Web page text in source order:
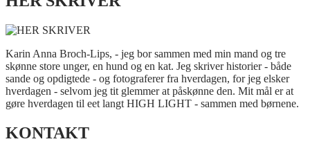
Karin Anna Broch-Lips, - jeg bor sammen med min mand og tre
skønne store unger, en hund og en kat. Jeg skriver historier - både
sande og opdigtede - og fotograferer fra hverdagen, for jeg elsker
hverdagen - selvom jeg tit glemmer at påskønne den. Mit mål er at
gøre hverdagen til eet langt HIGH LIGHT - sammen med børnene.
KONTAKT